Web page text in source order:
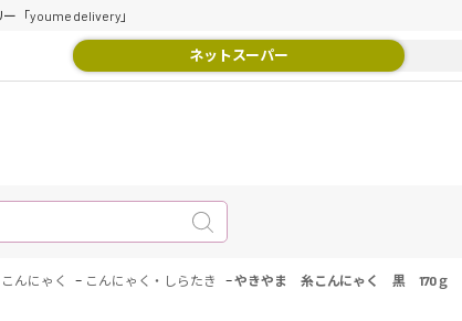
「youme delivery」
ネットスーパー
んにゃく - こんにゃく・しらたき -やきやま 糸こんにゃく 黒 170ｇ